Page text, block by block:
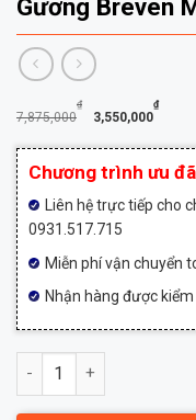
Gương Breven
7,875,000
₫
Giá
là:
3,550,000
₫Giá
tại
là:
Chương trình ưu
Liên hệ trực tiếp cho
0931.517.715
Miễn phí vận chuyển
Nhận hàng được
Gương Breven MY024-